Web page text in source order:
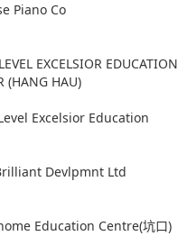
Piano Co
EXCELSIOR EDUCATION
(HANG HAU)
Excelsior Education
Devlpmnt Ltd
Education Centre(坑口)